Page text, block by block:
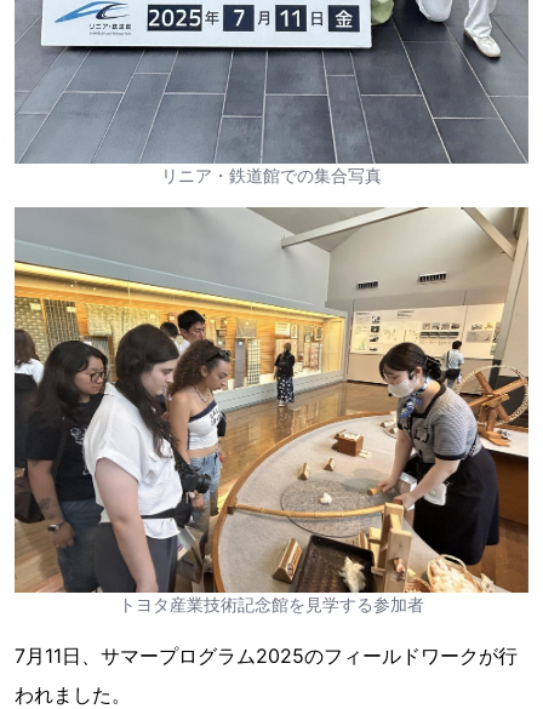
リニア・鉄道館での集合写真
トヨタ産業技術記念館を見学する参加者
7月11日、サマープログラム2025のフィールドワークが行
われました。